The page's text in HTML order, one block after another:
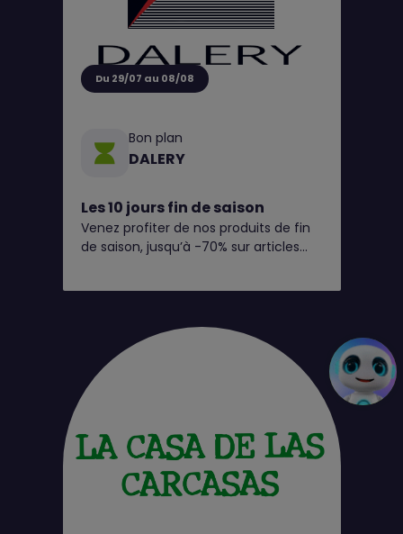
Du 29/07 au 08/08
Bon plan
DALERY
Les 10 jours fin de saison
Venez profiter de nos produits de fin
de saison, jusqu’à -70% sur articles